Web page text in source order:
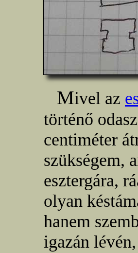
Mivel az
történő
centiméter
szükségem,
esztergára,
olyan
hanem
igazán